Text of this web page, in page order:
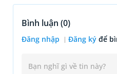
Bình luận (0)
Đăng nhập Đăng ký để